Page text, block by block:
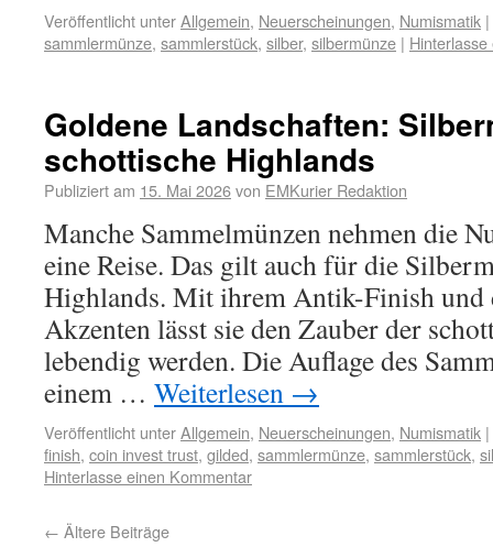
Veröffentlicht unterAllgemein, Neuerscheinungen, Numismatik |
sammlermünze, sammlerstück, silber, silbermünze |
Goldene Landschaften:
schottische Highlands
Publiziert am 15. Mai 2026von EMKurier Redaktion
Manche Sammelmünzen nehmen die
eine Reise. Das gilt auch für die
Highlands. Mit ihrem Antik-Finish und
Akzenten lässt sie den Zauber der
lebendig werden. Die Auflage des
einem … Weiterlesen →
Veröffentlicht unterAllgemein, Neuerscheinungen, Numismatik |
finish, coin invest trust, gilded, sammlermünze, sammlerstück,
Hinterlasse einen Kommentar
← Ältere Beiträge